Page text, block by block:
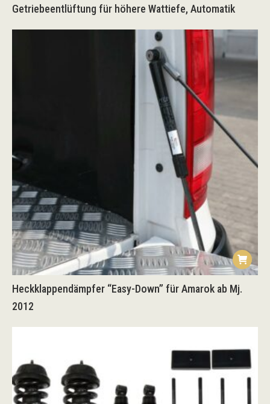
Getriebeentlüftung für höhere Wattiefe, Automatik
Heckklappendämpfer “Easy-Down” für Amarok ab Mj.
2012